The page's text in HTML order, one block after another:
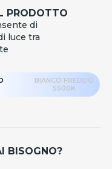
PRODOTTO
di
luce tra
BIANCO FREDDO
5500K
BISOGNO?